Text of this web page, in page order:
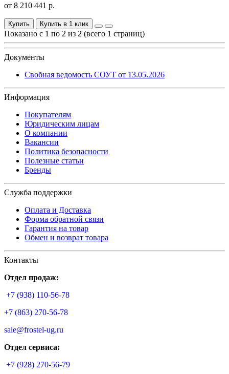
от 8 210 441 р.
Купить Купить в 1 клик
Показано с 1 по 2 из 2 (всего 1 страниц)
Документы
Свобная ведомость СОУТ от 13.05.2026
Информация
Покупателям
Юридическим лицам
О компании
Вакансии
Политика безопасности
Полезные статьи
Бренды
Служба поддержки
Оплата и Доставка
Форма обратной связи
Гарантия на товар
Обмен и возврат товара
Контакты
Отдел продаж:
+7 (938) 110-56-78
+7 (863) 270-56-78
sale@frostel-ug.ru
Отдел сервиса:
+7 (928) 270-56-79